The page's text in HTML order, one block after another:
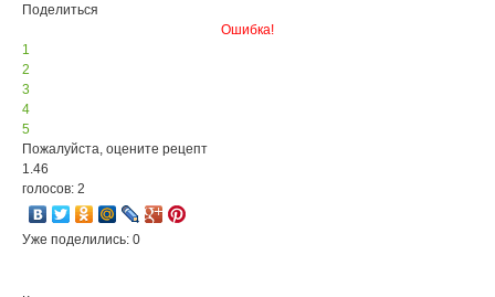
Поделиться
Ошибка!
1
2
3
4
5
Пожалуйста, оцените рецепт
1.46
голосов: 2
Уже поделились: 0